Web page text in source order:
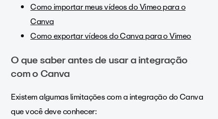
Como importar meus vídeos do Vimeo para o
Canva
Como exportar vídeos do Canva para o Vimeo
O que saber antes de usar a integração
com o Canva
Existem algumas limitações com a integração do Canva
que você deve conhecer: